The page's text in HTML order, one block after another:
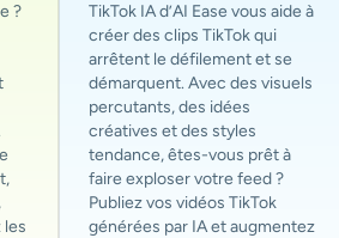
?
les
TikTok IA d’AI Ease vous aide à
créer des clips TikTok qui
arrêtent le défilement et se
démarquent. Avec des visuels
percutants, des idées
créatives et des styles
tendance, êtes-vous prêt à
faire exploser votre feed ?
Publiez vos vidéos TikTok
générées par IA et augmentez